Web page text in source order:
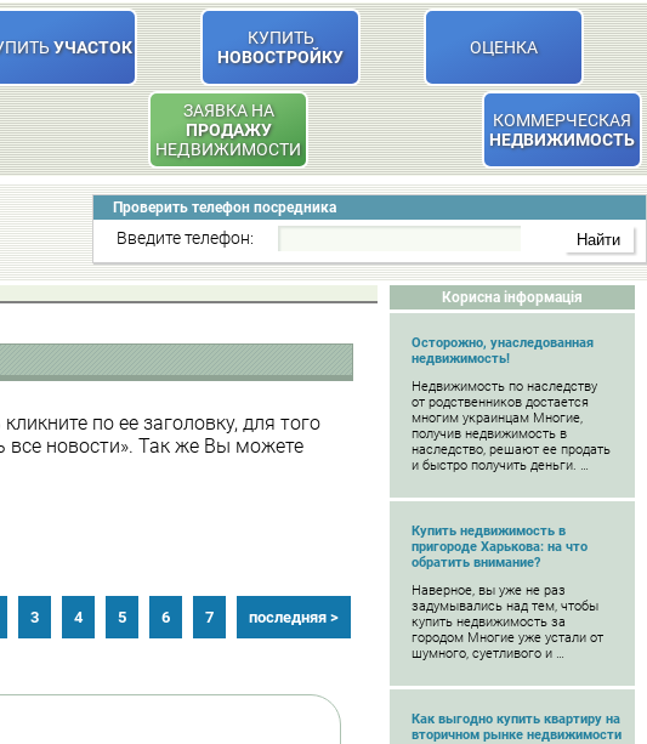
УЧАСТОК
КУПИТЬ
НОВОСТРОЙКУ
ОЦЕНКА
ЗАЯВКА НА
ПРОДАЖУ
НЕДВИЖИМОСТИ
КОММЕРЧЕСКАЯ
НЕДВИЖИМОСТЬ
Проверить телефон посредника
Введите телефон:
Корисна інформація
Осторожно, унаследованная
недвижимость!
Недвижимость по наследству
от родственников достается
многим украинцам Многие,
получив недвижимость в
наследство, решают ее продать
и быстро получить деньги. …
Купить недвижимость в
пригороде Харькова: на что
обратить внимание?
Наверное, вы уже не раз
задумывались над тем, чтобы
купить недвижимость за
городом Многие уже устали от
шумного, суетливого и …
Как выгодно купить квартиру на
вторичном рынке недвижимости
по ее заголовку, для того
все новости». Так же Вы можете
3 4 5 6 7 последняя >